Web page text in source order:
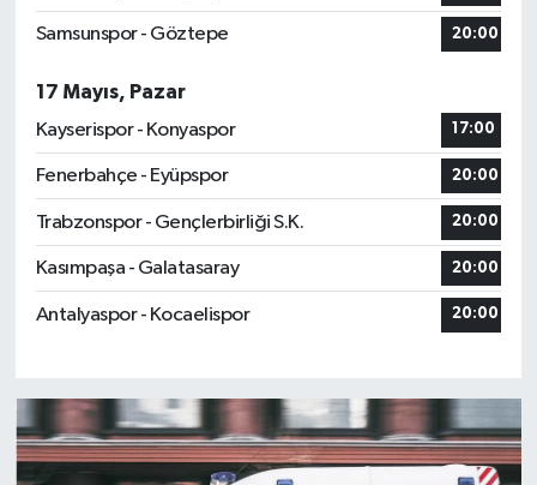
Samsunspor - Göztepe 20:00
17 Mayıs, Pazar
Kayserispor - Konyaspor
17:00
Fenerbahçe - Eyüpspor 20:00
Trabzonspor - Gençlerbirliği S.K. 20:00
Kasımpaşa - Galatasaray 20:00
Antalyaspor - Kocaelispor 20:00